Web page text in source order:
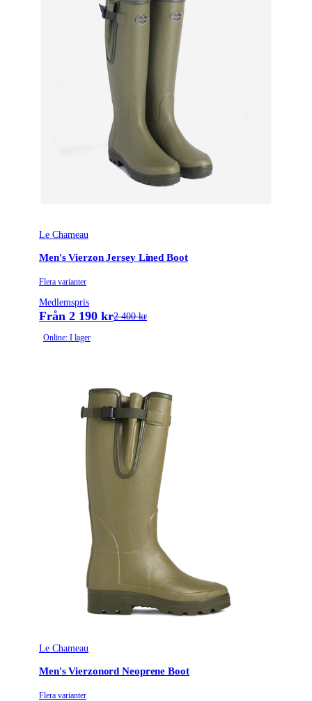
Le Chameau
Men's Vierzon Jersey Lined Boot
Flera varianter
Medlemspris
Från 2 190 kr2 400 kr
Online: I lager
Le Chameau
Men's Vierzonord Neoprene Boot
Flera varianter